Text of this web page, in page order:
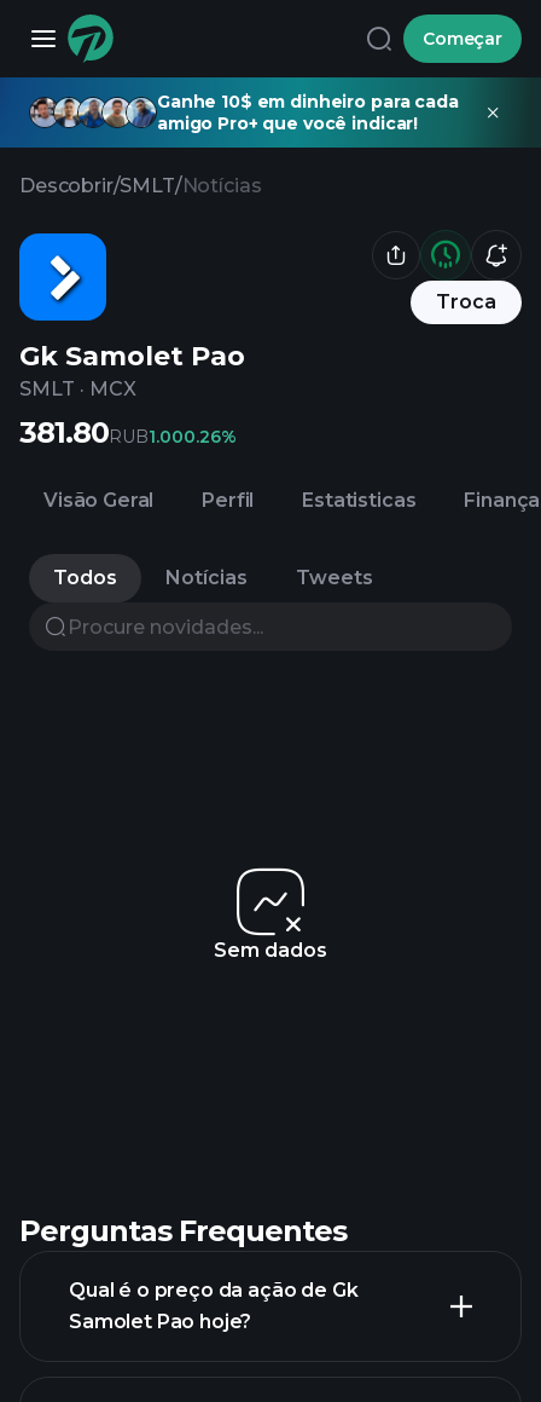
Começar
Ganhe 10$ em dinheiro para cada
amigo Pro+ que você indicar!
Descobrir/SMLT/Notícias
Troca
Gk Samolet Pao
SMLT · MCX
381.80RUB1.000.26%
Visão Geral Perfil Estatisticas
Todos Notícias Tweets
Sem dados
Perguntas Frequentes
Qual é o preço da ação de Gk
Samolet Pao hoje?